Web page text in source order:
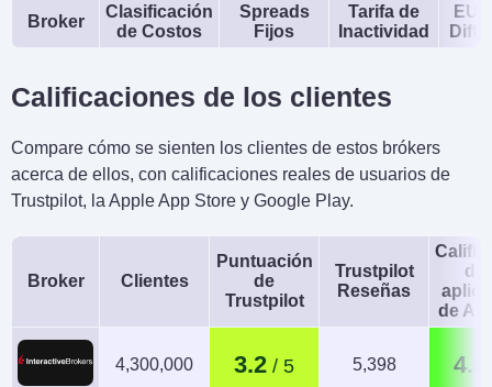
Broker
Clasificación
de Costos
Spreads
Fijos
Tarifa de
Inactividad
Calificaciones de los clientes
Compare cómo se sienten los clientes de estos brókers
acerca de ellos, con calificaciones reales de usuarios de
Trustpilot, la Apple App Store y Google Play.
Broker Clientes
Puntuación
de
Trustpilot
Trustpilot
Reseñas
de
de
4,300,000 3.2 5,398 4.5